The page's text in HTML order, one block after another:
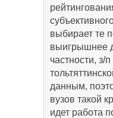
выбирает те
выигрышнее
частности,
данным,
вузов такой
идет работа